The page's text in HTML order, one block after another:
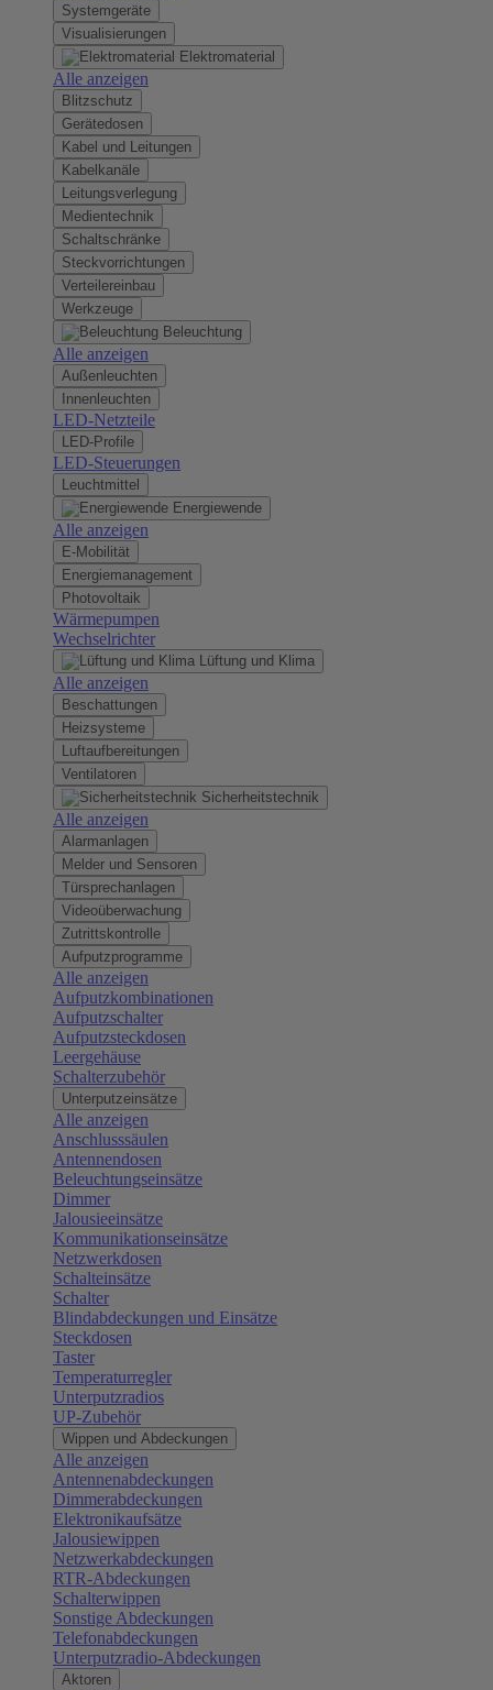
Systemgeräte
Visualisierungen
Elektromaterial
Alle anzeigen
Blitzschutz
Gerätedosen
Kabel und Leitungen
Kabelkanäle
Leitungsverlegung
Medientechnik
Schaltschränke
Steckvorrichtungen
Verteilereinbau
Werkzeuge
Beleuchtung
Alle anzeigen
Außenleuchten
Innenleuchten
LED-Netzteile
LED-Profile
LED-Steuerungen
Leuchtmittel
Energiewende
Alle anzeigen
E-Mobilität
Energiemanagement
Photovoltaik
Wärmepumpen
Wechselrichter
Lüftung und Klima
Alle anzeigen
Beschattungen
Heizsysteme
Luftaufbereitungen
Ventilatoren
Sicherheitstechnik
Alle anzeigen
Alarmanlagen
Melder und Sensoren
Türsprechanlagen
Videoüberwachung
Zutrittskontrolle
Aufputzprogramme
Alle anzeigen
Aufputzkombinationen
Aufputzschalter
Aufputzsteckdosen
Leergehäuse
Schalterzubehör
Unterputzeinsätze
Alle anzeigen
Anschlusssäulen
Antennendosen
Beleuchtungseinsätze
Dimmer
Jalousieeinsätze
Kommunikationseinsätze
Netzwerkdosen
Schalteinsätze
Schalter
Blindabdeckungen und Einsätze
Steckdosen
Taster
Temperaturregler
Unterputzradios
UP-Zubehör
Wippen und Abdeckungen
Alle anzeigen
Antennenabdeckungen
Dimmerabdeckungen
Elektronikaufsätze
Jalousiewippen
Netzwerkabdeckungen
RTR-Abdeckungen
Schalterwippen
Sonstige Abdeckungen
Telefonabdeckungen
Unterputzradio-Abdeckungen
Aktoren